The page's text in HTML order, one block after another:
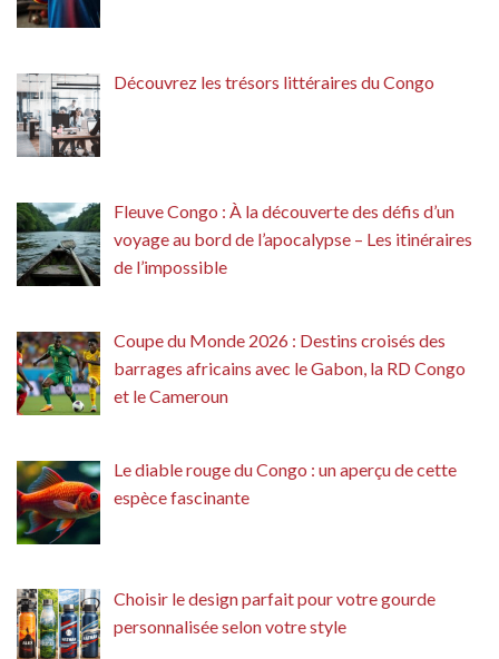
Découvrez les trésors littéraires du Congo
Fleuve Congo : À la découverte des défis d’un
voyage au bord de l’apocalypse – Les itinéraires
de l’impossible
Coupe du Monde 2026 : Destins croisés des
barrages africains avec le Gabon, la RD Congo
et le Cameroun
Le diable rouge du Congo : un aperçu de cette
espèce fascinante
Choisir le design parfait pour votre gourde
personnalisée selon votre style